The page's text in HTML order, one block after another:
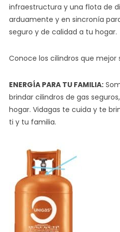
infraestructura y una flota de
arduamente y en sincronía
seguro y de calidad a tu hogar.
Conoce los cilindros que
ENERGÍA PARA TU FAMILIA:
brindar cilindros de gas
hogar. Vidagas te cuida y te
ti y tu familia.